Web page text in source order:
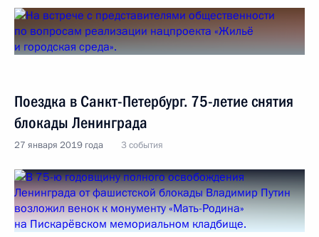
Поездка в Санкт-Петербург. 75-летие снятия
блокады Ленинграда
27 января 2019 года 3 события